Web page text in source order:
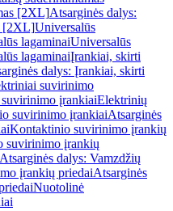
[2XL]Atsarginės dalys:
[2XL]Universalūs
lagaminaiUniversalūs
lagaminaiĮrankiai, skirti
dalys: Įrankiai, skirti
suvirinimo
įrankiaiElektrinių
suvirinimo įrankiaiAtsarginės
Kontaktinio suvirinimo įrankių
suvirinimo įrankių
Atsarginės dalys: Vamzdžių
įrankių priedaiAtsarginės
Nuotolinė